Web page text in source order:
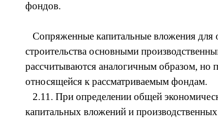
фондов.
Сопряженные капитальные вложения для
строительства основными
рассчитываются аналогичным образом, но
относящейся к рассматриваемым фондам.
2.11. При определении общей
капитальных вложений и